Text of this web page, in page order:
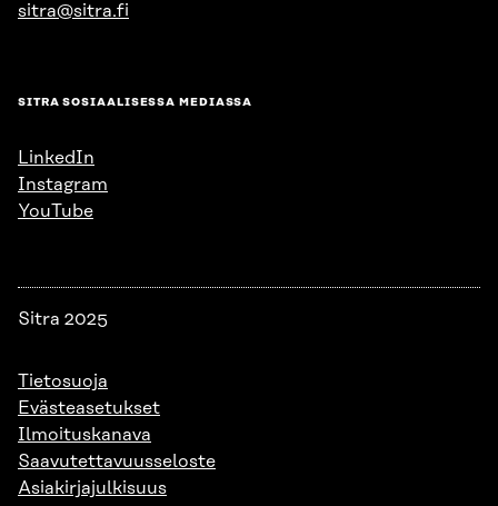
sitra@sitra.fi
SITRA SOSIAALISESSA MEDIASSA
LinkedIn
Instagram
YouTube
Sitra 2025
Tietosuoja
Evästeasetukset
Ilmoituskanava
Saavutettavuusseloste
Asiakirjajulkisuus